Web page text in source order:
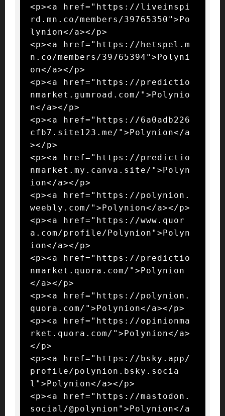
<p><a href="https://liveinspi
rd.mn.co/members/39765350">Po
lynion</a></p>
<p><a href="https://hetspel.m
n.co/members/39765394">Polyni
on</a></p>
<p><a href="https://predictio
nmarket.gumroad.com/">Polynio
n</a></p>
<p><a href="https://6a0adb226
cfb7.site123.me/">Polynion</a
></p>
<p><a href="https://predictio
nmarket.my.canva.site/">Polyn
ion</a></p>
<p><a href="https://polynion.
weebly.com/">Polynion</a></p>
<p><a href="https://www.quor
a.com/profile/Polynion">Polyn
ion</a></p>
<p><a href="https://predictio
nmarket.quora.com/">Polynion
</a></p>
<p><a href="https://polynion.
quora.com/">Polynion</a></p>
<p><a href="https://opinionma
rket.quora.com/">Polynion</a>
</p>
<p><a href="https://bsky.app/
profile/polynion.bsky.socia
l">Polynion</a></p>
<p><a href="https://mastodon.
social/@polynion">Polynion</a